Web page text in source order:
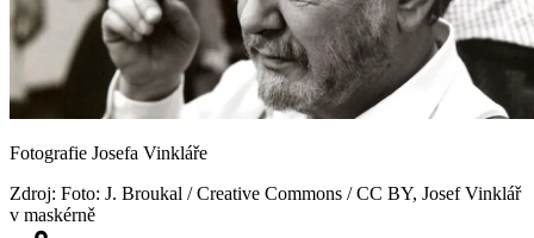
Fotografie Josefa Vinkláře
Zdroj: Foto: J. Broukal / Creative Commons / CC BY, Josef Vinklář
v maskérně